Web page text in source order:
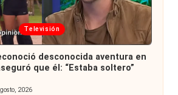
Televisión
desconocida aventura en
que él: “Estaba soltero”
2026